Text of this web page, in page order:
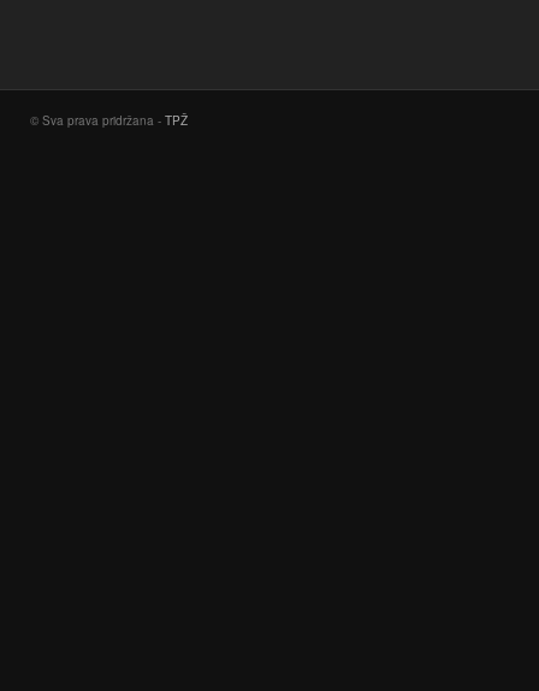
© Sva prava pridržana - TPŽ